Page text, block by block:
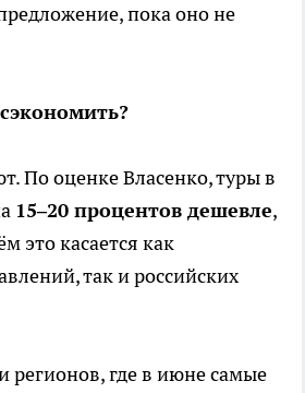
пока оно не
По оценке Власенко, туры в
15–20 процентов дешевле,
это касается как
так и российских
регионов, где в июне самые